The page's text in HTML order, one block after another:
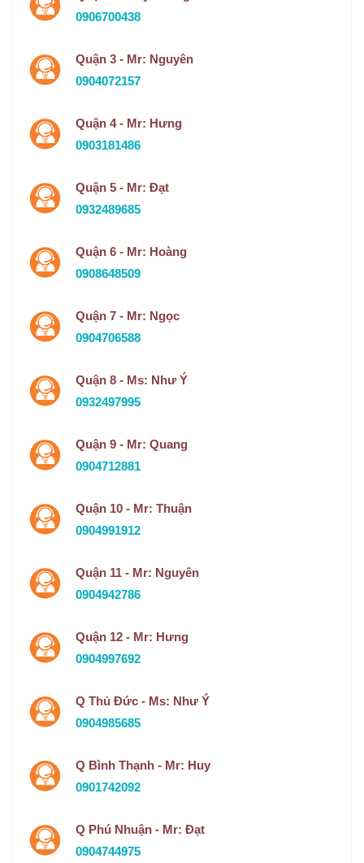
0906700438
Quận 3 - Mr: Nguyên
0904072157
Quận 4 - Mr: Hưng
0903181486
Quận 5 - Mr: Đạt
0932489685
Quận 6 - Mr: Hoàng
0908648509
Quận 7 - Mr: Ngọc
0904706588
Quận 8 - Ms: Như Ý
0932497995
Quận 9 - Mr: Quang
0904712881
Quận 10 - Mr: Thuận
0904991912
Quận 11 - Mr: Nguyên
0904942786
Quận 12 - Mr: Hưng
0904997692
Q Thủ Đức - Ms: Như Ý
0904985685
Q Bình Thạnh - Mr: Huy
0901742092
Q Phú Nhuận - Mr: Đạt
0904744975